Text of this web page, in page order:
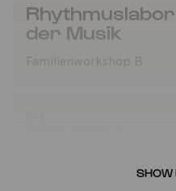
der Musik
Familienworkshop B
SHOW